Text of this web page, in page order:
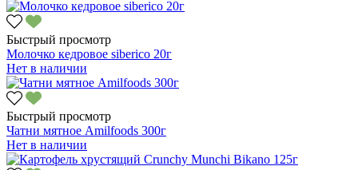
Быстрый просмотр
Молочко кедровое siberico 20г
Нет в наличии
Быстрый просмотр
Чатни мятное Amilfoods 300г
Нет в наличии